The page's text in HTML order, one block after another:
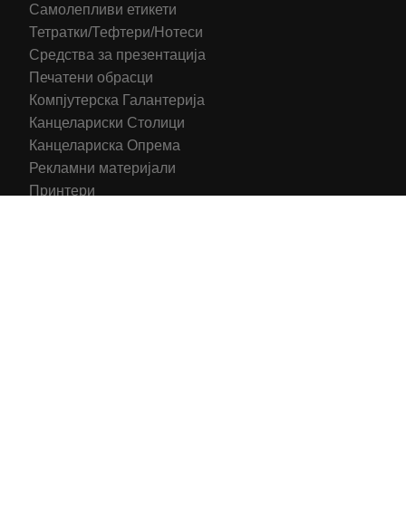
Самолепливи етикети
Тетратки/Тефтери/Нотеси
Средства за презентација
Печатени обрасци
Компјутерска Галантерија
Канцелариски Столици
Канцелариска Опрема
Рекламни материјали
Принтери